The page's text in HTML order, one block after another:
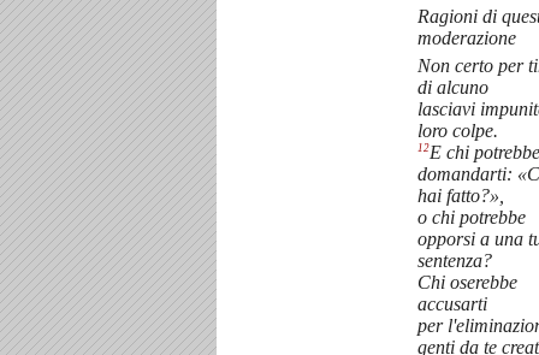
Ragioni di
moderazione
Non certo per
di alcuno
lasciavi
loro colpe.
12E chi potrebbe
domandarti:
hai fatto?»,
o chi potrebbe
opporsi a una
sentenza?
Chi oserebbe
accusarti
per
genti da te